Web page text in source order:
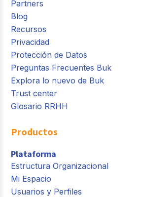
Partners
Blog
Recursos
Privacidad
Protección de Datos
Preguntas Frecuentes Buk
Explora lo nuevo de Buk
Trust center
Glosario RRHH
Productos
Plataforma
Estructura Organizacional
Mi Espacio
Usuarios y Perfiles